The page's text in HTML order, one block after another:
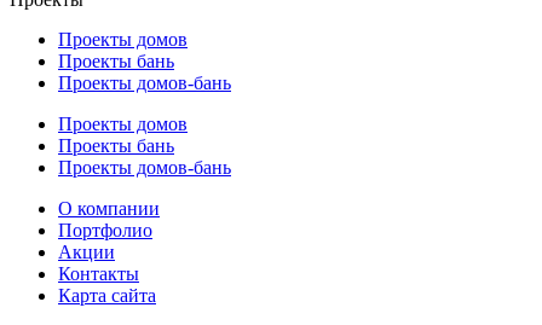
Проекты домов
Проекты бань
Проекты домов-бань
Проекты домов
Проекты бань
Проекты домов-бань
О компании
Портфолио
Акции
Контакты
Карта сайта